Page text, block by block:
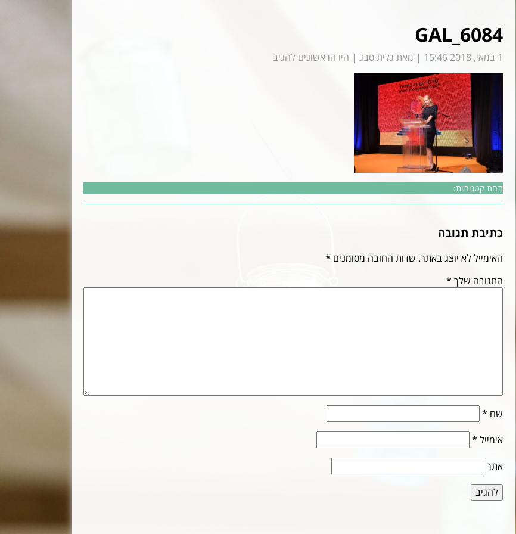
GAL_6084
1 במאי, 2018 15:46 | מאת גלית סבג | היו הראשונים להגיב
תחת קטגוריות:
כתיבת תגובה
האימייל לא יוצג באתר. שדות החובה מסומנים *
התגובה שלך *
שם *
אימייל *
אתר